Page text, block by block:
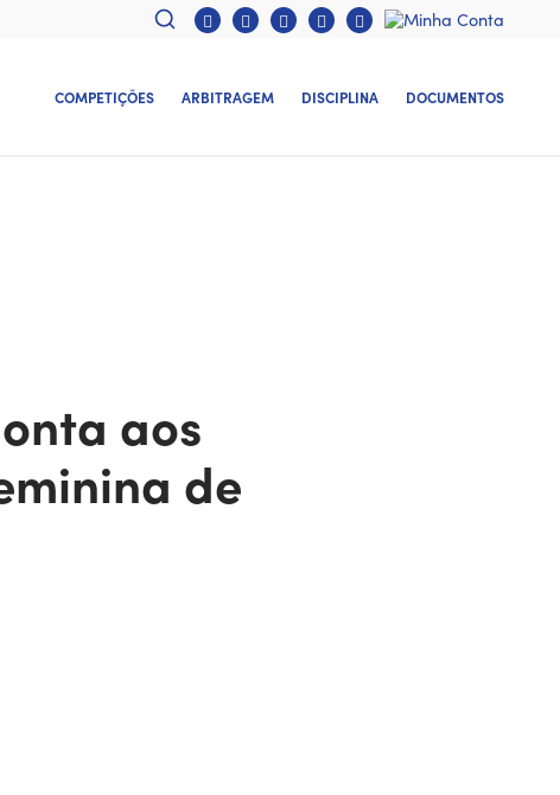
COMPETIÇÕES ARBITRAGEM DISCIPLINA DOCUMENTOS
aos
de